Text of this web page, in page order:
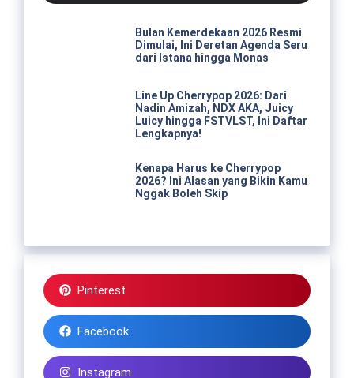
Bulan Kemerdekaan 2026 Resmi
Dimulai, Ini Deretan Agenda Seru
dari Istana hingga Monas
Line Up Cherrypop 2026: Dari
Nadin Amizah, NDX AKA, Juicy
Luicy hingga FSTVLST, Ini Daftar
Lengkapnya!
Kenapa Harus ke Cherrypop
2026? Ini Alasan yang Bikin Kamu
Nggak Boleh Skip
Pinterest
Facebook
Instagram